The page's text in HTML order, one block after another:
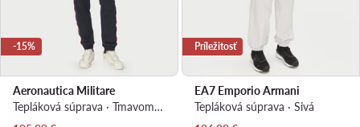
-15%
Aeronautica Militare
Tepláková súprava · Tmavomodrá
Príležitosť
EA7 Emporio Armani
Tepláková súprava · Sivá